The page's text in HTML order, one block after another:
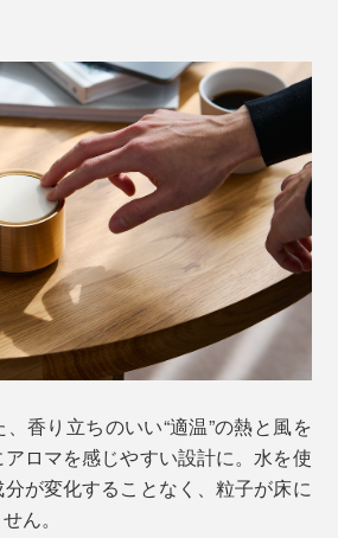
香り立ちのいい“適温”の熱と風を
ロマを感じやすい設計に。水を使
が変化することなく、粒子が床に
ん。